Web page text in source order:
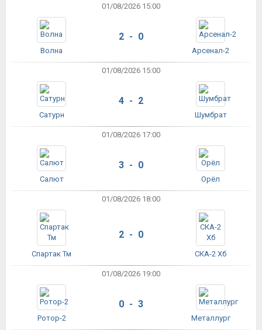
01/08/2026 15:00
Волна
2 - 0
Арсенал-2
01/08/2026 15:00
Сатурн
4 - 2
Шумбрат
01/08/2026 17:00
Салют
3 - 0
Орёл
01/08/2026 18:00
Спартак Тм
2 - 0
СКА-2 Хб
01/08/2026 19:00
Ротор-2
0 - 3
Металлург